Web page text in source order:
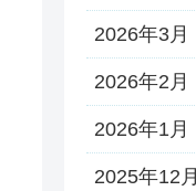
2026年3月
2026年2月
2026年1月
2025年12月